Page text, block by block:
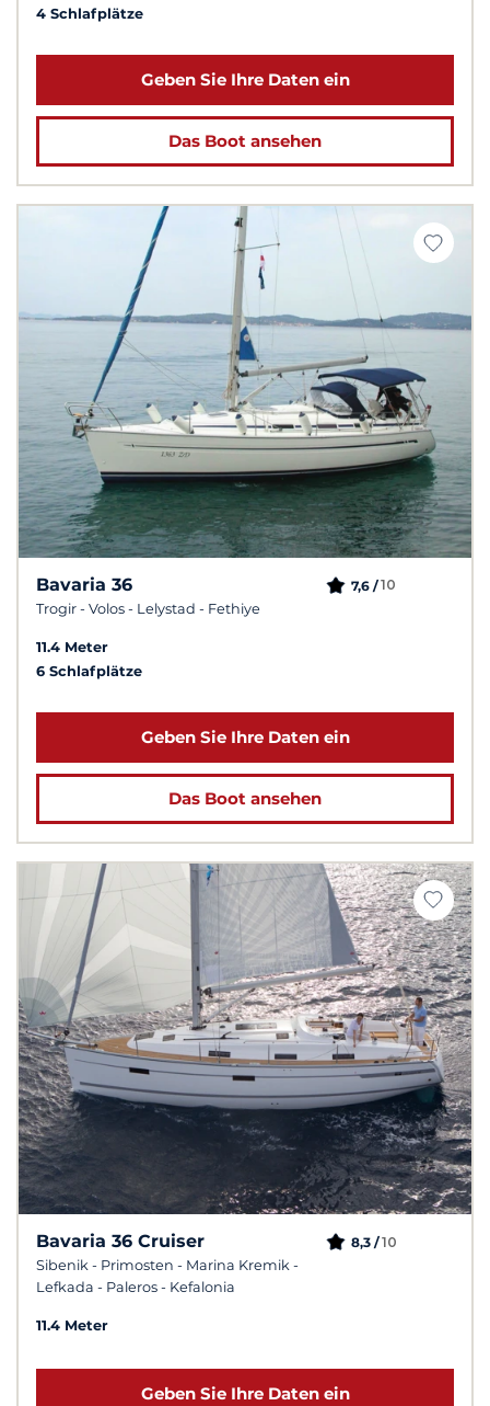
4 Schlafplätze
Geben Sie Ihre Daten ein
Das Boot ansehen
Bavaria 36
Trogir - Volos - Lelystad - Fethiye
7,6 /10
11.4 Meter
6 Schlafplätze
Geben Sie Ihre Daten ein
Das Boot ansehen
Bavaria 36 Cruiser
Sibenik - Primosten - Marina Kremik -
Lefkada - Paleros - Kefalonia
8,3 /10
11.4 Meter
Geben Sie Ihre Daten ein